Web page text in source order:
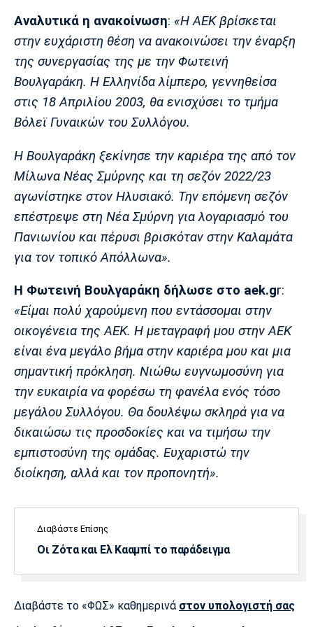
Πολιτισμός
Τραγούδια
Cine Spot
Running
Παρασκήνιο
Πρόγραμμα TV
Ιωνικός Κηφισιά Πανσερραϊκός
Μπαρτσελόνα
Ρεάλ
Ατλέτικο
Μάντσεστερ
Τσέλσι Άρσεναλ
Λίβερπουλ
Μάντσεστερ
Σίτι
Γιουβέντους
Μίλαν
Μπορούσια
Παρί Σεν
Μαρσέιγ
Αστέρας
Αναλυτικά η ανακοίνωση: «Η ΑΕΚ βρίσκεται
στην ευχάριστη θέση να ανακοινώσει την έναρξη
της συνεργασίας της με την Φωτεινή
Βουλγαράκη. Η Ελληνίδα λίμπερο, γεννηθείσα
στις 18 Απριλίου 2003, θα ενισχύσει το τμήμα
Βόλεϊ Γυναικών του Συλλόγου.
H Βουλγαράκη ξεκίνησε την καριέρα της από τον
Μίλωνα Νέας Σμύρνης και τη σεζόν 2022/23
αγωνίστηκε στον Ηλυσιακό. Την επόμενη σεζόν
επέστρεψε στη Νέα Σμύρνη για λογαριασμό του
Πανιωνίου και πέρυσι βρισκόταν στην Καλαμάτα
για τον τοπικό Απόλλωνα».
Η Φωτεινή Βουλγαράκη δήλωσε στο aek.gr:
«Είμαι πολύ χαρούμενη που εντάσσομαι στην
οικογένεια της ΑΕΚ. Η μεταγραφή μου στην ΑΕΚ
είναι ένα μεγάλο βήμα στην καριέρα μου και μια
σημαντική πρόκληση. Νιώθω ευγνωμοσύνη για
την ευκαιρία να φορέσω τη φανέλα ενός τόσο
μεγάλου Συλλόγου. Θα δουλέψω σκληρά για να
δικαιώσω τις προσδοκίες και να τιμήσω την
εμπιστοσύνη της ομάδας. Ευχαριστώ την
διοίκηση, αλλά και τον προπονητή».
Διαβάστε Επίσης
Οι Ζότα και Ελ Κααμπί το παράδειγμα
Διαβάστε το «ΦΩΣ» καθημερινά στον υπολογιστή σας